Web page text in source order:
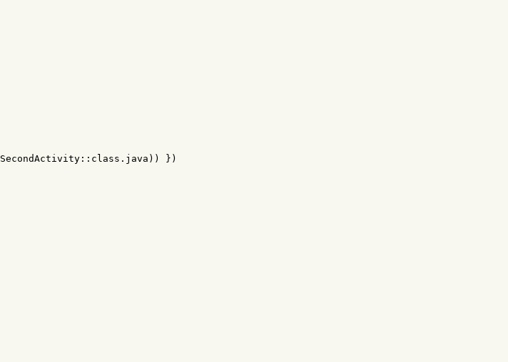
SecondActivity :: class . java ))
})